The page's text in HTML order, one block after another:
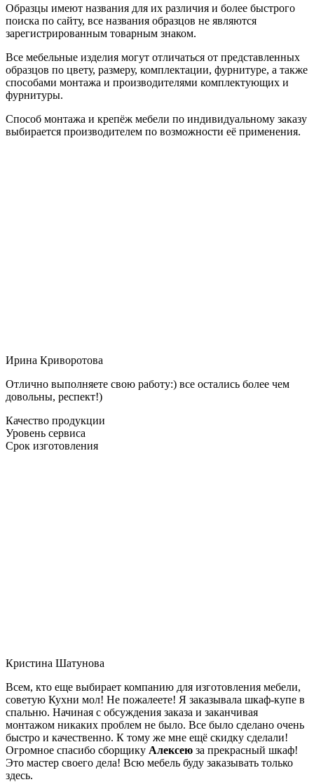
Образцы имеют названия для их различия и более быстрого
поиска по сайту, все названия образцов не являются
зарегистрированным товарным знаком.
Все мебельные изделия могут отличаться от представленных
образцов по цвету, размеру, комплектации, фурнитуре, а также
способами монтажа и производителями комплектующих и
фурнитуры.
Способ монтажа и крепёж мебели по индивидуальному заказу
выбирается производителем по возможности её применения.
Ирина Криворотова
Отлично выполняете свою работу:) все остались более чем
довольны, респект!)
Качество продукции
Уровень сервиса
Срок изготовления
Кристина Шатунова
Всем, кто еще выбирает компанию для изготовления мебели,
советую Кухни мол! Не пожалеете! Я заказывала шкаф-купе в
спальню. Начиная с обсуждения заказа и заканчивая
монтажом никаких проблем не было. Все было сделано очень
быстро и качественно. К тому же мне ещё скидку сделали!
Огромное спасибо сборщику Алексею за прекрасный шкаф!
Это мастер своего дела! Всю мебель буду заказывать только
здесь.